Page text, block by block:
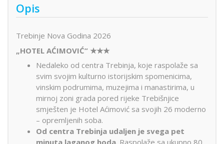
Opis
Trebinje Nova Godina 2026
„HOTEL AĆIMOVIĆ” ★★★
Nedaleko od centra Trebinja, koje raspolaže sa
svim svojim kulturno istorijskim spomenicima,
vinskim podrumima, muzejima i manastirima, u
mirnoj zoni grada pored rijeke Trebišnjice
smješten je Hotel Aćimović sa svojih 26 moderno
– opremljenih soba.
Od centra Trebinja udaljen je svega pet